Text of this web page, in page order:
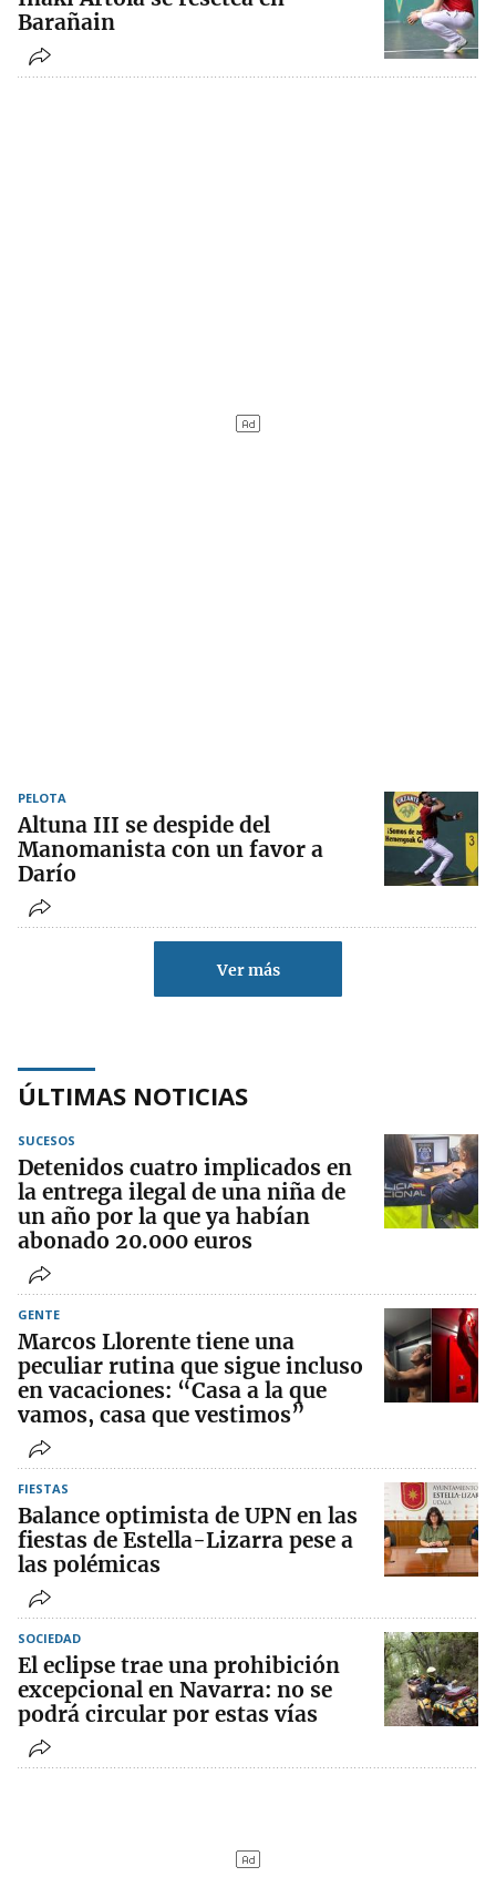
Barañain
PELOTA
Altuna III se despide del
Manomanista con un favor a
Darío
Ver más
ÚLTIMAS NOTICIAS
SUCESOS
Detenidos cuatro implicados en
la entrega ilegal de una niña de
un año por la que ya habían
abonado 20.000 euros
GENTE
Marcos Llorente tiene una
peculiar rutina que sigue incluso
en vacaciones: “Casa a la que
vamos, casa que vestimos”
FIESTAS
Balance optimista de UPN en las
fiestas de Estella-Lizarra pese a
las polémicas
SOCIEDAD
El eclipse trae una prohibición
excepcional en Navarra: no se
podrá circular por estas vías